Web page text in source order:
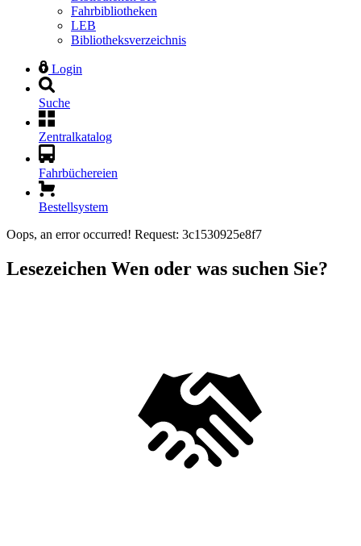
Fahrbibliotheken
LEB
Bibliotheksverzeichnis
Login
Suche
Zentralkatalog
Fahrbüchereien
Bestellsystem
Oops, an error occurred! Request: 3c1530925e8f7
Lesezeichen Wen oder was suchen Sie?